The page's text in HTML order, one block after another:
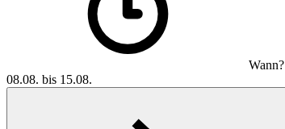
Wann?
08.08. bis 15.08.